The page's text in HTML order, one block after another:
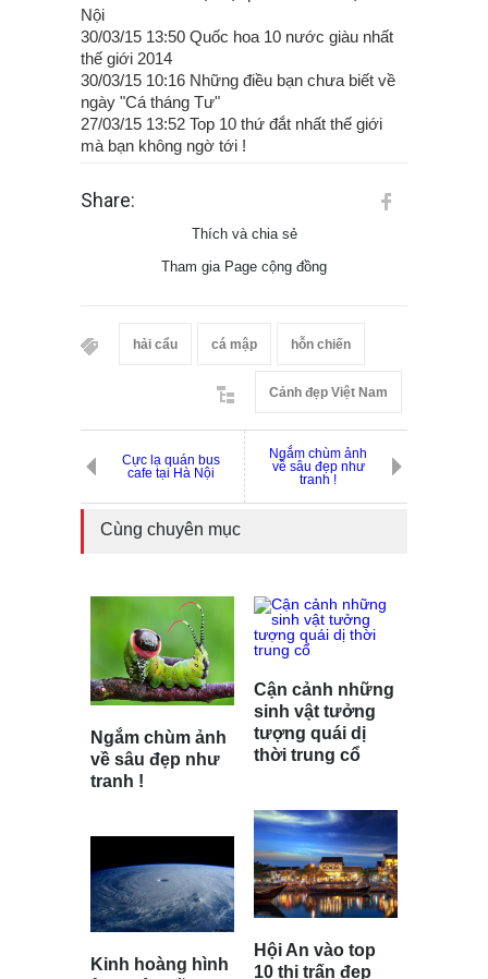
Nội
30/03/15 13:50 Quốc hoa 10 nước giàu nhất
thế giới 2014
30/03/15 10:16 Những điều bạn chưa biết về
ngày "Cá tháng Tư"
27/03/15 13:52 Top 10 thứ đắt nhất thế giới
mà bạn không ngờ tới !
Share:
Thích và chia sẻ
Tham gia Page cộng đồng
hải cẩu cá mập hỗn chiến
Cảnh đẹp Việt Nam
Cực lạ quán bus
cafe tại Hà Nội
Ngắm chùm ảnh
về sâu đẹp như
tranh !
Cùng chuyên mục
Ngắm chùm ảnh
về sâu đẹp như
tranh !
Kinh hoàng hình
Cận cảnh những
sinh vật tưởng
tượng quái dị
thời trung cổ
Hội An vào top
10 thị trấn đẹp